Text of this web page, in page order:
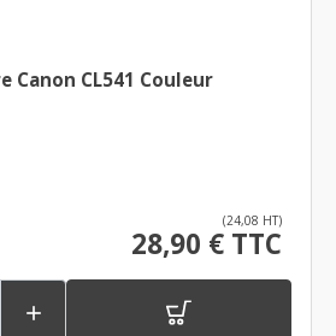
Canon CL541 Couleur
(24,08 HT)
28,90 € TTC
